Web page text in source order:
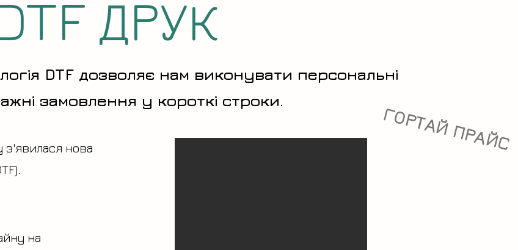
ДРУК
DTF дозволяє нам виконувати персональні
замовлення у короткі строки.
з'явилася нова
на
ГОРТАЙ ПРАЙС